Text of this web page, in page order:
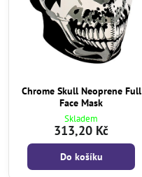
Chrome Skull Neoprene Full
Face Mask
Skladem
313,20 Kč
Do košíku